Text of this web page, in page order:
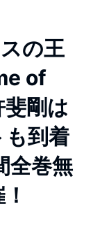
の王
of
剛は
も到着
全巻無